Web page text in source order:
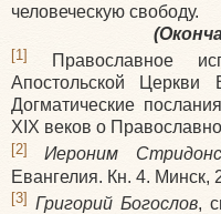
человеческую свободу.
[1]
Православное
Апостольской
Догматические
XIX веков о
[2] Иероним
Евангелия. Кн. 4. Минск,
[3] Григорий Богослов,